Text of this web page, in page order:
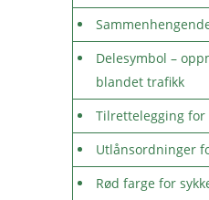
Delesymbol –
blandet trafikk
Tilrettelegging for
Utlånsordninger
Rød farge for